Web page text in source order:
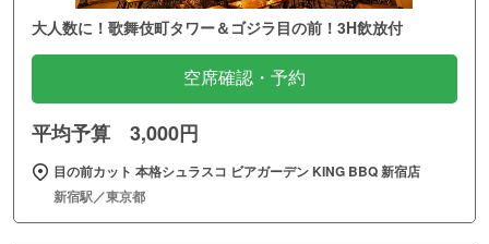
大人数に！歌舞伎町タワー＆ゴジラ目の前！3H飲放付
空席確認・予約
平均予算 3,000円
目の前カット 本格シュラスコ ビアガーデン KING BBQ 新宿店
新宿駅／東京都